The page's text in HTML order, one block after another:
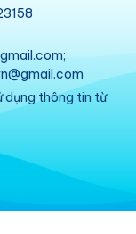
dụng thông tin từ